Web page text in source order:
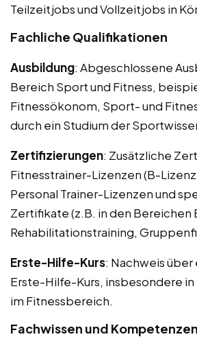
Teilzeitjobs und Vollzeitjobs in
Fachliche Qualifikationen
Ausbildung: Abgeschlossene
Bereich Sport und Fitness,
Fitnessökonom, Sport- und
durch ein Studium der
Zertifizierungen: Zusätzliche
Fitnesstrainer-Lizenzen (B-
Personal Trainer-Lizenzen und
Zertifikate (z.B. in den Bereichen
Rehabilitationstraining,
Erste-Hilfe-Kurs: Nachweis
Erste-Hilfe-Kurs, insbesondere
im Fitnessbereich.
Fachwissen und Kompetenzen